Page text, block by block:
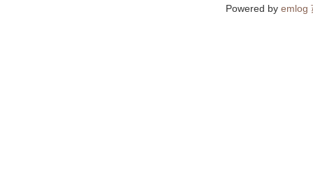
Powered by emlog